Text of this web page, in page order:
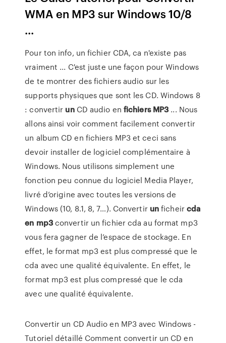
WMA en MP3 sur Windows 10/8
...
Pour ton info, un fichier CDA, ca n'existe pas
vraiment ... C'est juste une façon pour Windows
de te montrer des fichiers audio sur les
supports physiques que sont les CD. Windows 8
: convertir unCD audio en fichiers MP3... Nous
allons ainsi voir comment facilement convertir
un album CD en fichiers MP3 et ceci sans
devoir installer de logiciel complémentaire à
Windows. Nous utilisons simplement une
fonction peu connue du logiciel Media Player,
livré d’origine avec toutes les versions de
Windows (10, 8.1, 8, 7…). Convertir unficheircda
en mp3convertir un fichier cda au format mp3
vous fera gagner de l’espace de stockage. En
effet, le format mp3 est plus compressé que le
cda avec une qualité équivalente. En effet, le
format mp3 est plus compressé que le cda
avec une qualité équivalente.
Convertir un CD Audio en MP3 avec Windows -
Tutoriel détaillé Comment convertir un CD en